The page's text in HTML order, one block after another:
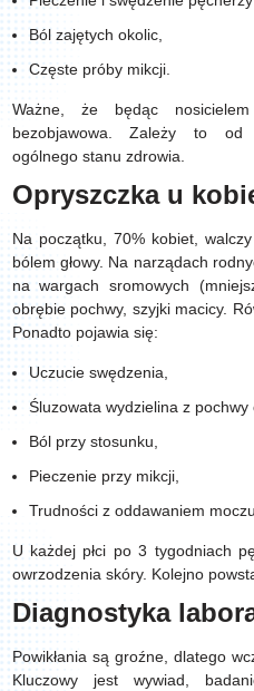
Ból zajętych okolic,
Częste próby mikcji.
Ważne, że będąc
bezobjawowa. Zależy to od
ogólnego stanu zdrowia.
Opryszczka u
Na początku, 70% kobiet,
bólem głowy. Na narządach
na wargach sromowych
obrębie pochwy, szyjki macicy.
Ponadto pojawia się:
Uczucie swędzenia,
Śluzowata wydzielina z pochwy
Ból przy stosunku,
Pieczenie przy mikcji,
Trudności z oddawaniem moczu
U każdej płci po 3 tygodniach
owrzodzenia skóry. Kolejno
Diagnostyka
Powikłania są groźne, dlatego
Kluczowy jest wywiad,